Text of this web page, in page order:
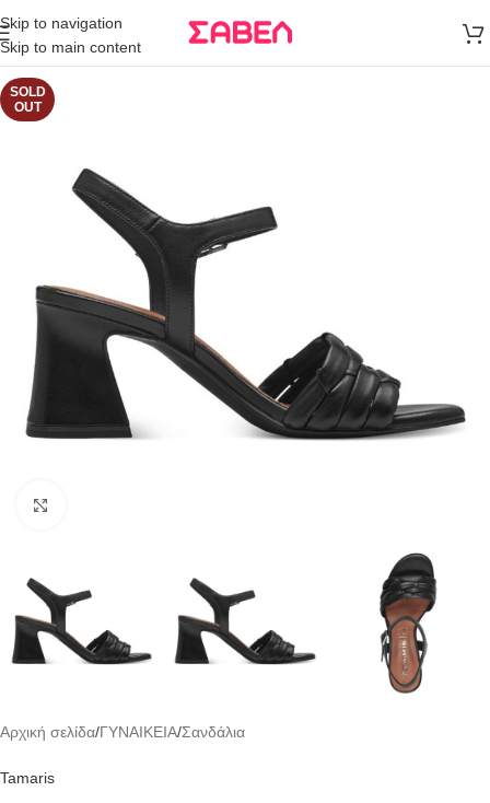
Skip to navigation
Skip to main content
άνω των 80€
Παραγγελία
SOLD
OUT
Αρχική σελίδα/ΓΥΝΑΙΚΕΙΑ/Σανδάλια
Tamaris